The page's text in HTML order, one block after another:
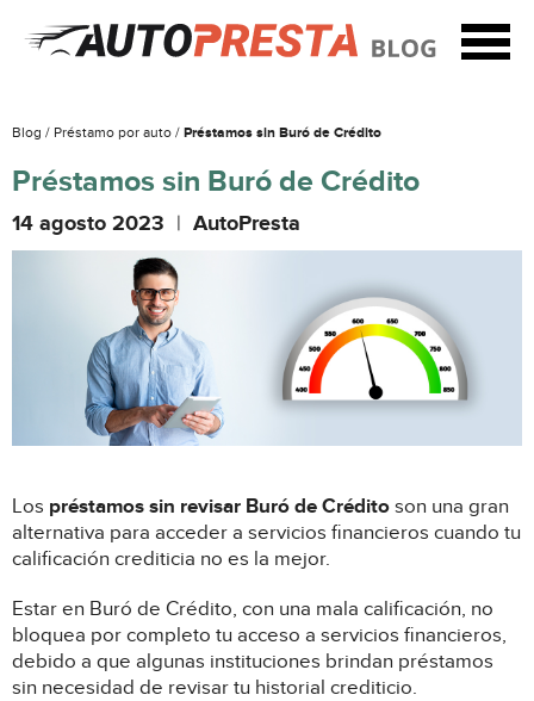
Blog / Préstamo por auto / Préstamos sin Buró de Crédito
Préstamos sin Buró de Crédito
14 agosto 2023 | AutoPresta
Los préstamos sin revisar Buró de Crédito son una gran
alternativa para acceder a servicios financieros cuando tu
calificación crediticia no es la mejor.
Estar en Buró de Crédito, con una mala calificación, no
bloquea por completo tu acceso a servicios financieros,
debido a que algunas instituciones brindan préstamos
sin necesidad de revisar tu historial crediticio.